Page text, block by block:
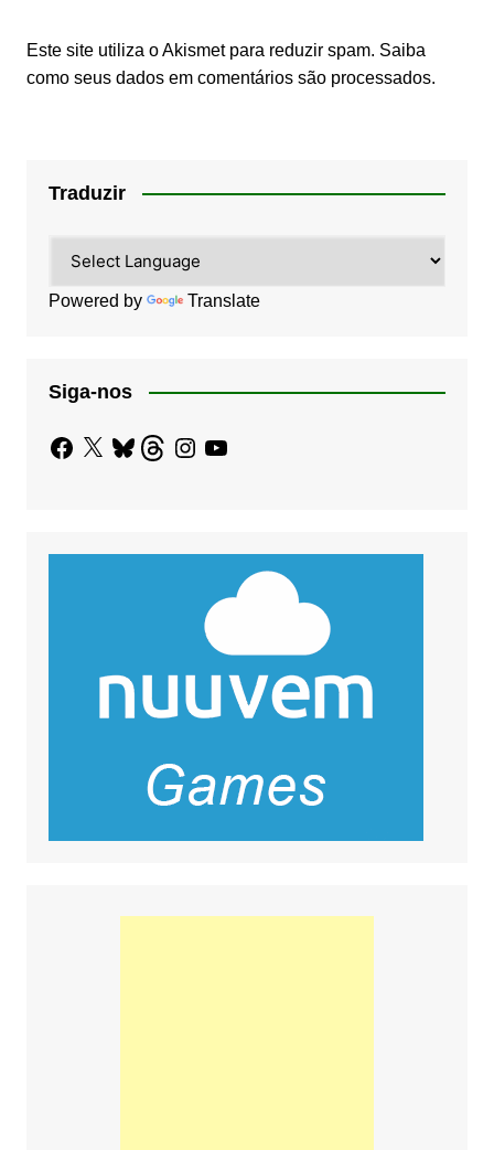
Este site utiliza o Akismet para reduzir spam. Saiba
como seus dados em comentários são processados.
Traduzir
Powered by Translate
Siga-nos
Facebook
X BlueskyThreadsInstagram
YouTube